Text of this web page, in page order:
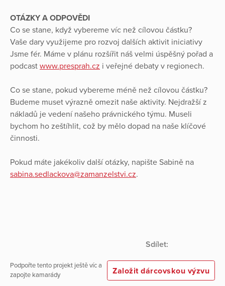
OTÁZKY A ODPOVĚDI
Co se stane, když vybereme víc než cílovou částku?
Vaše dary využijeme pro rozvoj dalších aktivit iniciativy
Jsme fér. Máme v plánu rozšířit náš velmi úspěšný pořad a
podcast www.presprah.cz i veřejné debaty v regionech.
Co se stane, pokud vybereme méně než cílovou částku?
Budeme muset výrazně omezit naše aktivity. Nejdražší z
nákladů je vedení našeho právnického týmu. Museli
bychom ho zeštíhlit, což by mělo dopad na naše klíčové
činnosti.
Pokud máte jakékoliv další otázky, napište Sabině na
sabina.sedlackova@zamanzelstvi.cz.
Sdílet:
Podpořte tento projekt ještě víc a
zapojte kamarády
Založit dárcovskou výzvu